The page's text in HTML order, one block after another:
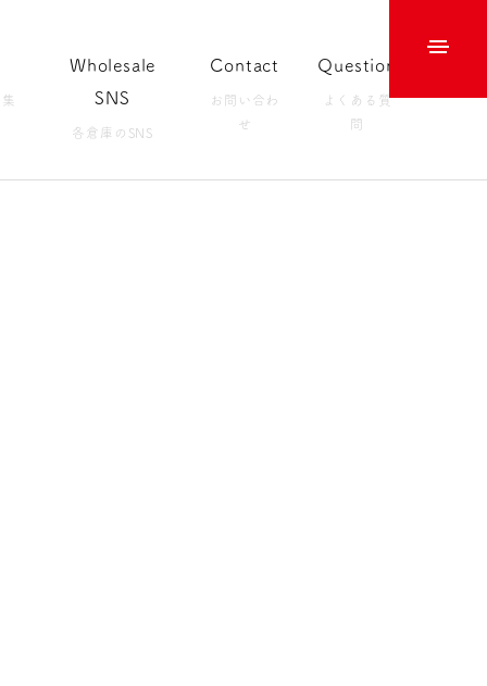
Wholesale
SNS
各倉庫のSNS
Contact
お問い合わ
せ
Question
よくある質
問